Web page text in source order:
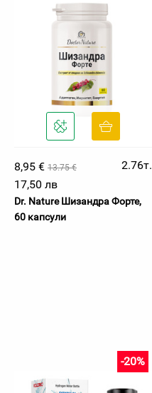
8,95 € 13.75 €
2.76т.
17,50 лв
Dr. Nature Шизандра Форте,
60 капсули
-20%